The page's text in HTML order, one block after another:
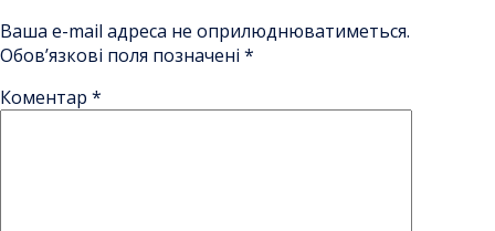
Ваша e-mail адреса не оприлюднюватиметься.
Обов’язкові поля позначені *
Коментар *